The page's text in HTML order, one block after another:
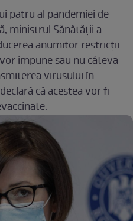
patru al pandemiei de
ministrul Sănătății a
anumitor restricții
impune sau nu câteva
virusului în
că acestea vor fi